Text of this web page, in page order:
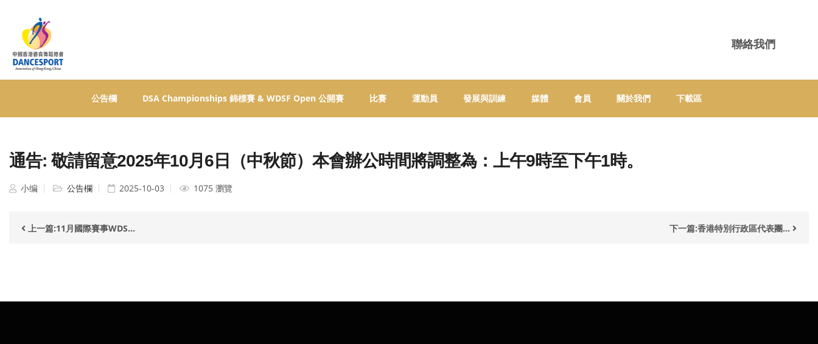
聯絡我們
公告欄 DSA Championships 錦標賽 & WDSF Open 公開賽 比賽 運動員 發展與訓練 媒體 會員 關於我們 下載區
通告: 敬請留意2025年10月6日（中秋節）本會辦公時間將調整為：上午9時至下午1時。
小编 公告欄 2025-10-03 1075 瀏覽
上一篇:11月國際賽事WDS... 下一篇:香港特別行政區代表團...